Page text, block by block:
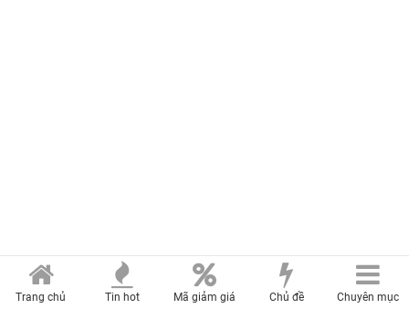
Trang chủ Tin hot Mã giảm giá Chủ đề Chuyên mục